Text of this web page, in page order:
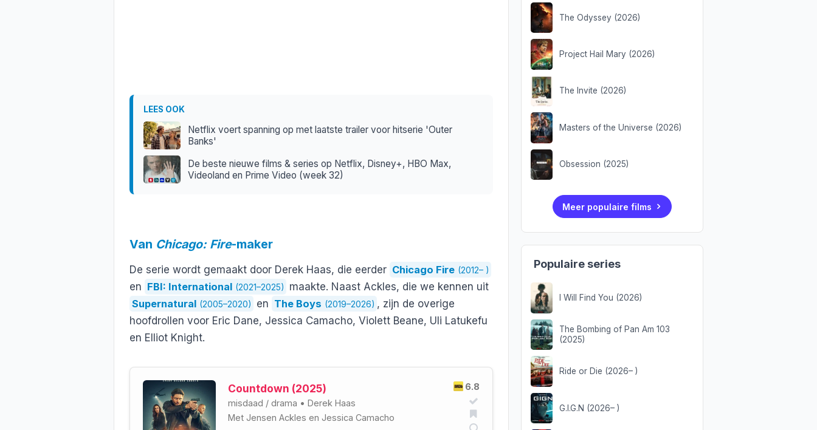
LEES OOK
Netflix voert spanning op met laatste trailer voor hitserie 'Outer
Banks'
De beste nieuwe films & series op Netflix, Disney+, HBO Max,
Videoland en Prime Video (week 32)
Van Chicago: Fire-maker
De serie wordt gemaakt door Derek Haas, die eerder Chicago Fire (2012– )
en FBI: International (2021–2025)
maakte. Naast Ackles, die we kennen uit
Supernatural (2005–2020) en The Boys (2019–2026) , zijn de overige
hoofdrollen voor Eric Dane, Jessica Camacho, Violett Beane, Uli Latukefu
en Elliot Knight.
6.8
Countdown (2025)
misdaad / drama • Derek Haas
Met Jensen Ackles en Jessica Camacho
The Odyssey (2026)
Project Hail Mary (2026)
The Invite (2026)
Masters of the Universe (2026)
Obsession (2025)
Meer populaire films
Populaire series
I Will Find You (2026)
The Bombing of Pan Am 103
(2025)
Ride or Die (2026– )
G.I.G.N (2026– )